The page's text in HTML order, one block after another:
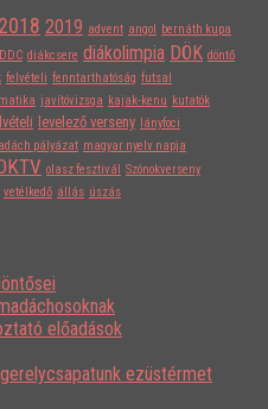
2018 2019 advent angol bernáth kupa
DDC diákcsere diákolimpia DÖK döntő
felvételi fenntarthatóság futsal
javítóvizsga kajak-kenu kutatók
levelező verseny lányfoci
pályázat magyar nyelv napja
olasz fesztivál Szónokverseny
vetélkedő állás úszás
előadások
ezüstérmet